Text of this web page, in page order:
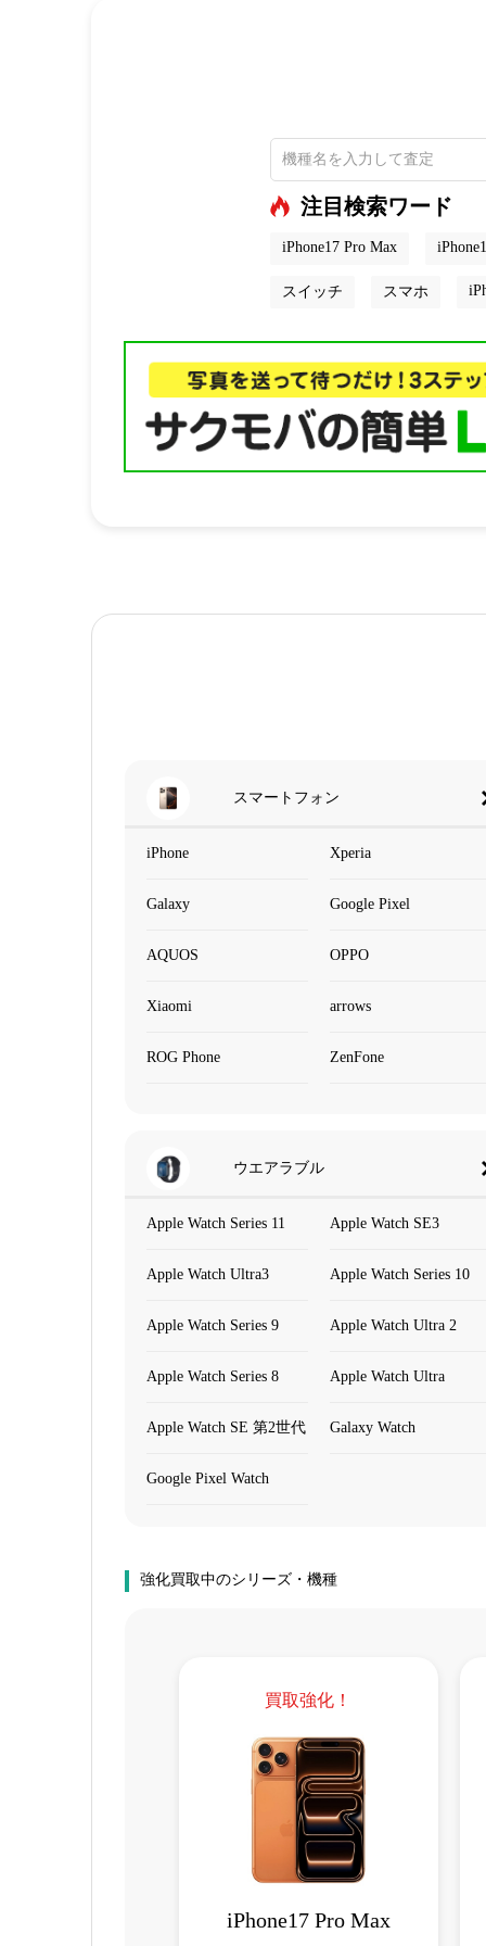
注目検索ワード
iPhone17 Pro Max
スイッチ スマホ
スマートフォン
iPhone Xperia
Galaxy Google Pixel
AQUOS OPPO
Xiaomi arrows
ROG Phone ZenFone
ウエアラブル
Apple Watch Series 11 Apple Watch SE3
Apple Watch Ultra3 Apple Watch Series 10
Apple Watch Series 9 Apple Watch Ultra 2
Apple Watch Series 8 Apple Watch Ultra
Apple Watch SE 第2世代 Galaxy Watch
Google Pixel Watch
強化買取中のシリーズ・機種
買取強化！
iPhone17 Pro Max